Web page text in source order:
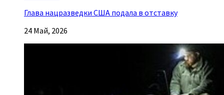
Глава нацразведки США подала в отставку
24 Май, 2026